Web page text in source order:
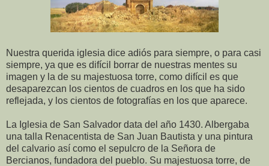
Nuestra querida iglesia dice adiós para siempre, o para casi
siempre, ya que es difícil borrar de nuestras mentes su
imagen y la de su majestuosa torre, como difícil es que
desaparezcan los cientos de cuadros en los que ha sido
reflejada, y los cientos de fotografías en los que aparece.
La Iglesia de San Salvador data del año 1430. Albergaba
una talla Renacentista de San Juan Bautista y una pintura
del calvario así como el sepulcro de la Señora de
Bercianos, fundadora del pueblo. Su majestuosa torre, de